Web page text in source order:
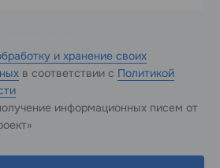
и хранение своих
в соответствии с Политикой
информационных писем от